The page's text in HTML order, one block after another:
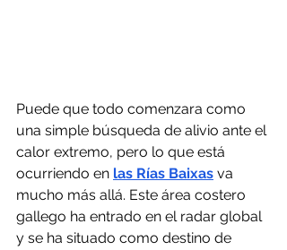
Puede que todo comenzara como
una simple búsqueda de alivio ante el
calor extremo, pero lo que está
ocurriendo en las Rías Baixas va
mucho más allá. Este área costero
gallego ha entrado en el radar global
y se ha situado como destino de